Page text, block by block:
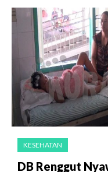
KESEHATAN
DB Renggut